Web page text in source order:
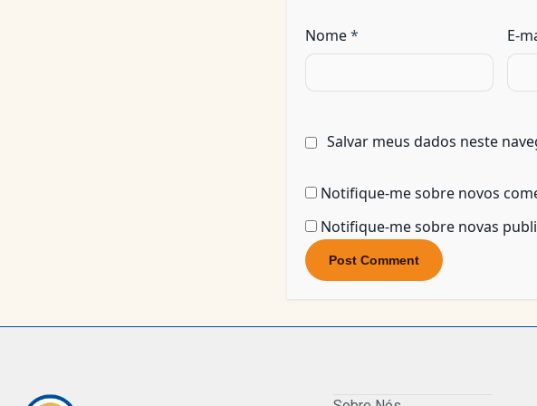
Nome* E-
Salvar meus dados neste
Notifique-me sobre novos
Notifique-me sobre novas